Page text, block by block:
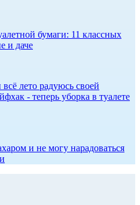
бумаги: 11 классных
и даче
лето радуюсь своей
- теперь уборка в туалете
и не могу нарадоваться